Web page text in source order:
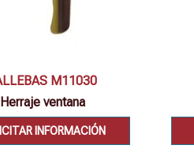
M11030
Herraje ventana
INFORMACIÓN